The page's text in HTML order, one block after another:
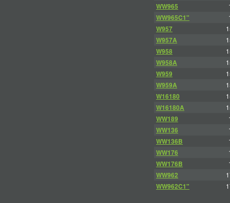
WW965
WW965C1"
W957
W957A
W958
W958A
W959
W959A
W16180
W16180A
WW189
WW136
WW136B
WW176
WW176B
WW962
WW962C1"